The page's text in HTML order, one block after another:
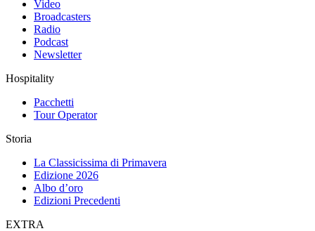
Video
Broadcasters
Radio
Podcast
Newsletter
Hospitality
Pacchetti
Tour Operator
Storia
La Classicissima di Primavera
Edizione 2026
Albo d’oro
Edizioni Precedenti
EXTRA